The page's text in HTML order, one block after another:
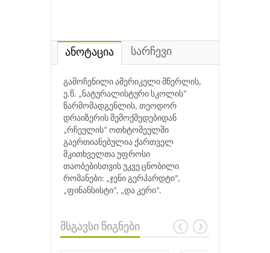
ანოტაცია სარჩევი
გამოჩენილი ამერიკელი მწერლის,
ე.წ. „ნატურალისტური სკოლის“
წარმომადგენლის, თეოდორ
დრაიზერის შემოქმედებიდან
„რჩეულის“ ოთხტომეულში
გაერთიანებულია ქართველ
მკითხველთა უფროსი
თაობებისთვის უკვე ცნობილი
რომანები: „ჯენი გერჰარდტი“,
„ფინანსისტი“, „და კერი“.
მსგავსი წიგნები